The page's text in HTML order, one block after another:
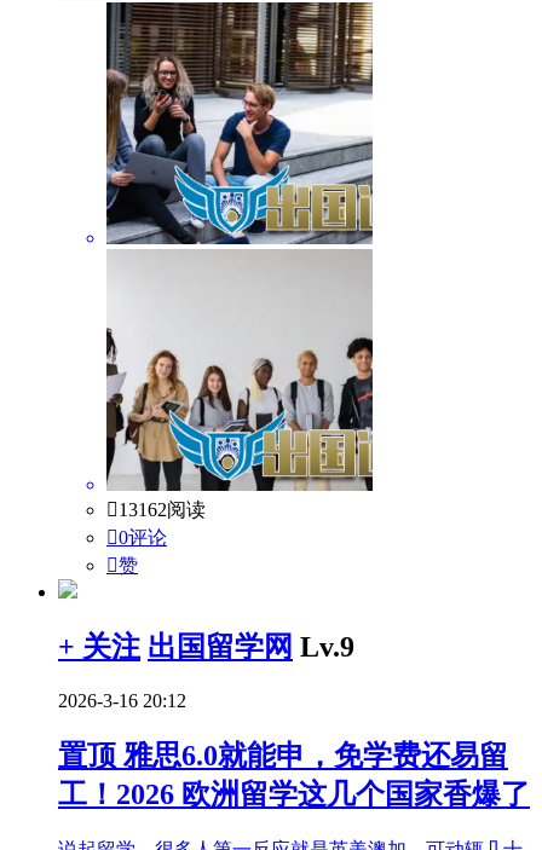
13162阅读
0评论
赞
+ 关注 出国留学网 Lv.9
2026-3-16 20:12
置顶 雅思6.0就能申，免学费还易留
工！2026 欧洲留学这几个国家香爆了